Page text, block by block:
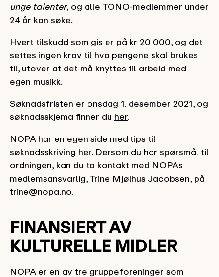
unge talenter, og alle TONO-medlemmer under
24 år kan søke.
Hvert tilskudd som gis er på kr 20 000, og det
settes ingen krav til hva pengene skal brukes
til, utover at det må knyttes til arbeid med
egen musikk.
Søknadsfristen er onsdag 1. desember 2021, og
søknadsskjema finner du her.
NOPA har en egen side med tips til
søknadsskriving her. Dersom du har spørsmål til
ordningen, kan du ta kontakt med NOPAs
medlemsansvarlig, Trine Mjølhus Jacobsen, på
trine@nopa.no.
FINANSIERT AV
KULTURELLE MIDLER
NOPA er en av tre gruppeforeninger som